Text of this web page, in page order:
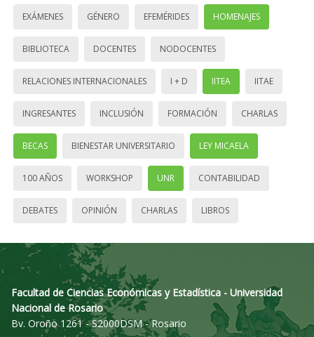
EXÁMENES GÉNERO EFEMÉRIDES HOMENAJES
BIBLIOTECA DOCENTES NODOCENTES
RELACIONES INTERNACIONALES I + D IITEA IITAE
INGRESANTES INCLUSIÓN FORMACIÓN CHARLAS
BECAS BIENESTAR UNIVERSITARIO LEY MICAELA
100 AÑOS WORKSHOP UNR CONTABILIDAD
DEBATES OPINIÓN CHARLAS LIBROS
Facultad de Ciencias Económicas y Estadística - Universidad
Nacional de Rosario
Bv. Oroño 1261 - S2000DSM - Rosario